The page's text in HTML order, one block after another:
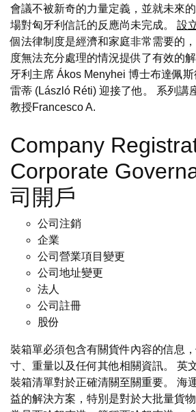
會議不被新奇的力量定義，並就未來
場對匈牙利信託的反應尚未完成。 設
個法律制度是經濟和家庭非常需要的
度無法充分處理的情況提供了有效的
牙利主席 Ákos Menyhei 博士布達佩
雷蒂 (László Réti) 迎接了他。 系列講
教授Francesco A.
Company
Corporate
司開戶
公司注銷
企業
公司營業項目變更
公司地址變更
法人
公司註冊
股份
裝箱單必須包含有關貨件內容的信息
寸、重量以及任何其他相關資訊。 英
裝箱清單對於正確清關至關重要。 海
益的解決方案，特別是對於大批量貨